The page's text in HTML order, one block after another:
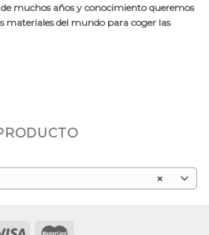
de muchos años y conocimiento queremos
materiales del mundo para coger las
×